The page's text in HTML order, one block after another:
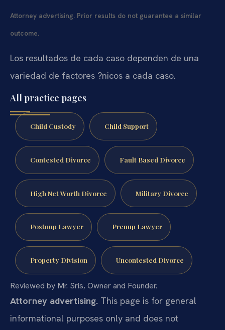
Attorney advertising. Prior results do not guarantee a similar
outcome.
Los resultados de cada caso dependen de una
variedad de factores ?nicos a cada caso.
All practice pages
Child Custody Child Support
Contested Divorce Fault Based Divorce
High Net Worth Divorce Military Divorce
Postnup Lawyer Prenup Lawyer
Property Division Uncontested Divorce
Reviewed by Mr. Sris, Owner and Founder.
Attorney advertising. This page is for general
informational purposes only and does not